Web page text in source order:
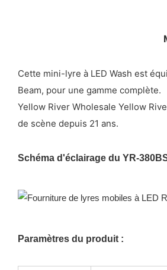
Cette mini-lyre à LED Wash est
Beam, pour une gamme complète.
Yellow River Wholesale Yellow
de scène depuis 21 ans.
Schéma d'éclairage du YR-
Paramètres du produit :